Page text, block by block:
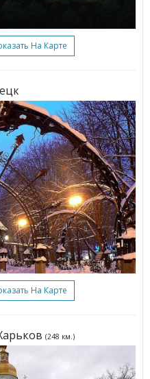
На Карте
На Карте
(248 км.)